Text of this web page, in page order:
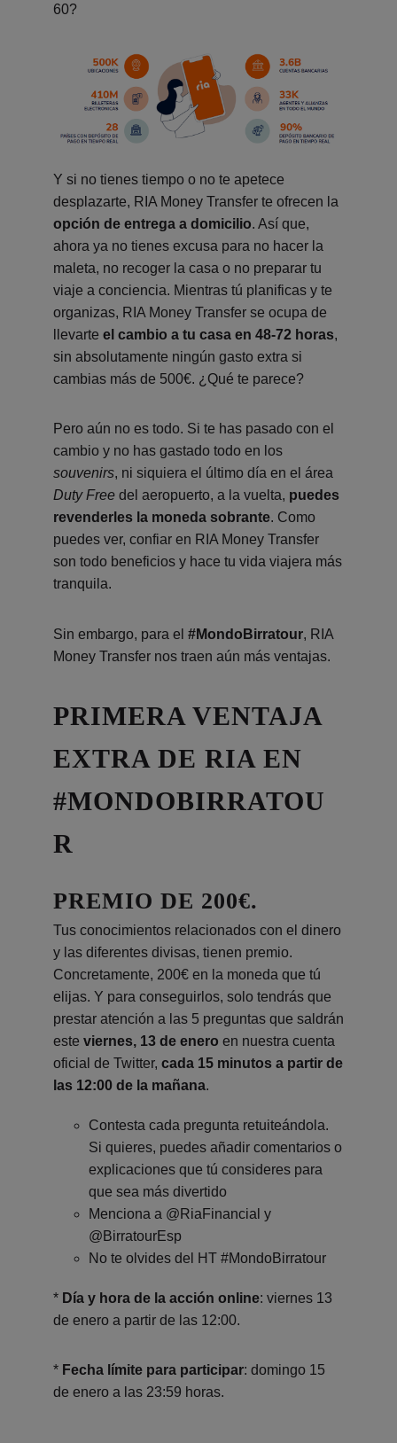
60?
Y si no tienes tiempo o no te apetece
desplazarte, RIA Money Transfer te ofrecen la
opción de entrega a domicilio. Así que,
ahora ya no tienes excusa para no hacer la
maleta, no recoger la casa o no preparar tu
viaje a conciencia. Mientras tú planificas y te
organizas, RIA Money Transfer se ocupa de
llevarte el cambio a tu casa en 48-72 horas,
sin absolutamente ningún gasto extra si
cambias más de 500€. ¿Qué te parece?
Pero aún no es todo. Si te has pasado con el
cambio y no has gastado todo en los
souvenirs, ni siquiera el último día en el área
Duty Free del aeropuerto, a la vuelta, puedes
revenderles la moneda sobrante. Como
puedes ver, confiar en RIA Money Transfer
son todo beneficios y hace tu vida viajera más
tranquila.
Sin embargo, para el #MondoBirratour, RIA
Money Transfer nos traen aún más ventajas.
PRIMERA VENTAJA
EXTRA DE RIA EN
#MONDOBIRRATOU
R
PREMIO DE 200€.
Tus conocimientos relacionados con el dinero
y las diferentes divisas, tienen premio.
Concretamente, 200€ en la moneda que tú
elijas. Y para conseguirlos, solo tendrás que
prestar atención a las 5 preguntas que saldrán
este viernes, 13 de enero en nuestra cuenta
oficial de Twitter, cada 15 minutos a partir de
las 12:00 de la mañana.
Contesta cada pregunta retuiteándola.
Si quieres, puedes añadir comentarios o
explicaciones que tú consideres para
que sea más divertido
Menciona a @RiaFinancial y
@BirratourEsp
No te olvides del HT #MondoBirratour
* Día y hora de la acción online: viernes 13
de enero a partir de las 12:00.
* Fecha límite para participar: domingo 15
de enero a las 23:59 horas.